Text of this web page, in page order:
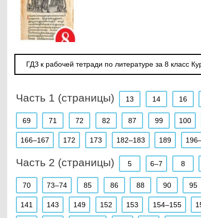
ГДЗ к рабочей тетради по литературе за 8 класс
Часть 1 (страницы) 13 14 16
69 71 72 82 87 99 100
166–167 172 173 182–183 189
Часть 2 (страницы) 5 6–7 8
70 73–74 85 86 88 90 95
141 143 149 152 153 154–155